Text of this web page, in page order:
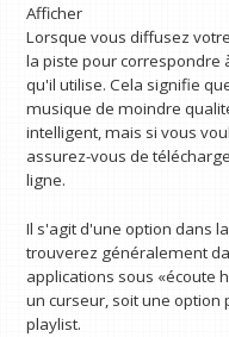
Afficher
Lorsque vous diffusez
la piste pour correspondre
qu'il utilise. Cela signifie
musique de moindre
intelligent, mais si vous
assurez-vous de
ligne.
Il s'agit d'une option dans
trouverez généralement
applications sous «écoute
un curseur, soit une
playlist.